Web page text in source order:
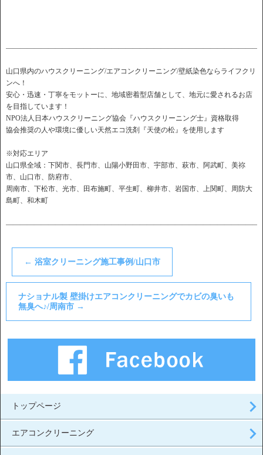
山口県内のハウスクリーニング/エアコンクリーニング/壁紙染色ならライフクリ
ンへ！
安心・迅速・丁寧をモットーに、地域密着型店舗として、地元に愛されるお店
を目指しています！
NPO法人日本ハウスクリーニング協会『ハウスクリーニング士』資格取得
協会推奨の人や環境に優しい天然エコ洗剤『天使の松』を使用します
※対応エリア
山口県全域：下関市、長門市、山陽小野田市、宇部市、萩市、阿武町、美祢
市、山口市、防府市、
周南市、下松市、光市、田布施町、平生町、柳井市、岩国市、上関町、周防大
島町、和木町
← 浴室クリーニング施工事例/山口市
ナショナル製 壁掛けエアコンクリーニングでカビの臭いも
無臭へ♪/周南市 →
トップページ
エアコンクリーニング